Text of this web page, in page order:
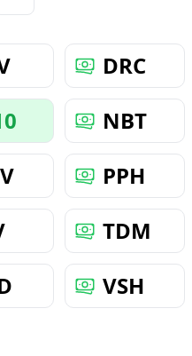
DRC
NBT
PPH
TDM
VSH